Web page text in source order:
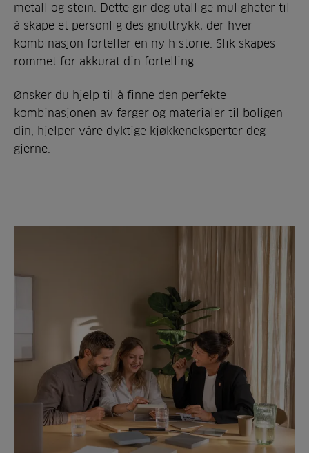
metall og stein. Dette gir deg utallige muligheter til
å skape et personlig designuttrykk, der hver
kombinasjon forteller en ny historie. Slik skapes
rommet for akkurat din fortelling.
Ønsker du hjelp til å finne den perfekte
kombinasjonen av farger og materialer til boligen
din, hjelper våre dyktige kjøkkeneksperter deg
gjerne.